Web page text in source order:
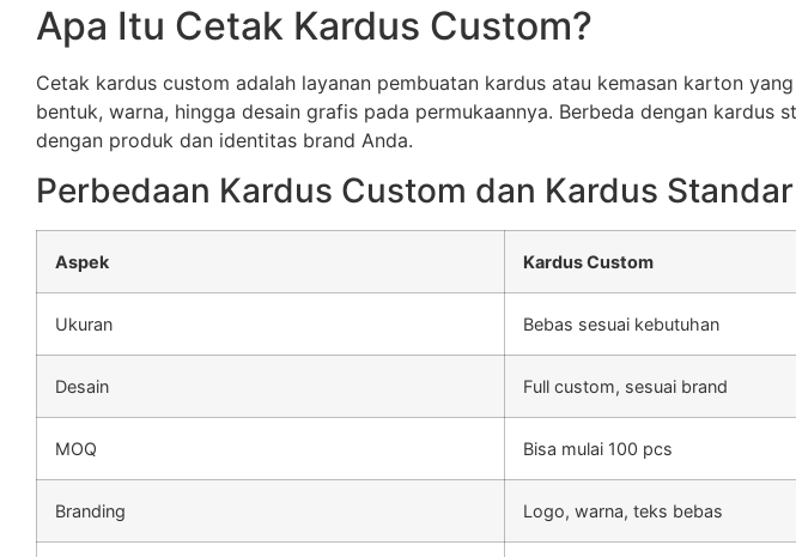
Apa Itu Cetak Kardus Custom?
Cetak kardus custom adalah layanan pembuatan kardus atau kemasan karton
bentuk, warna, hingga desain grafis pada permukaannya. Berbeda dengan
dengan produk dan identitas brand Anda.
Perbedaan Kardus Custom dan Kardus Standar
Aspek Kardus Custom
Ukuran Bebas sesuai kebutuhan
Desain Full custom, sesuai brand
MOQ Bisa mulai 100 pcs
Branding Logo, warna, teks bebas